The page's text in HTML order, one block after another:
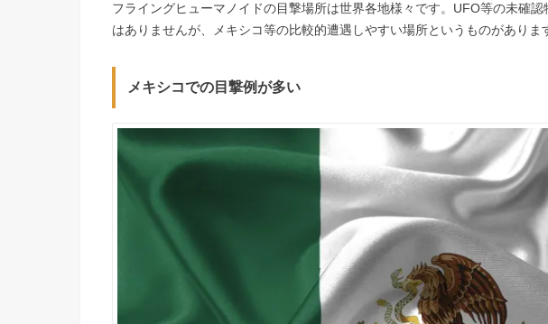
フライングヒューマノイドの目撃場所は世界各地様々です。UFO等の未確
はありませんが、メキシコ等の比較的遭遇しやすい場所というものがありま
メキシコでの目撃例が多い